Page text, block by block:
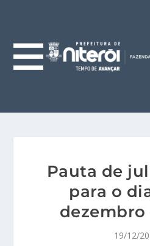
Pauta de
para o
dezembro
19/12/